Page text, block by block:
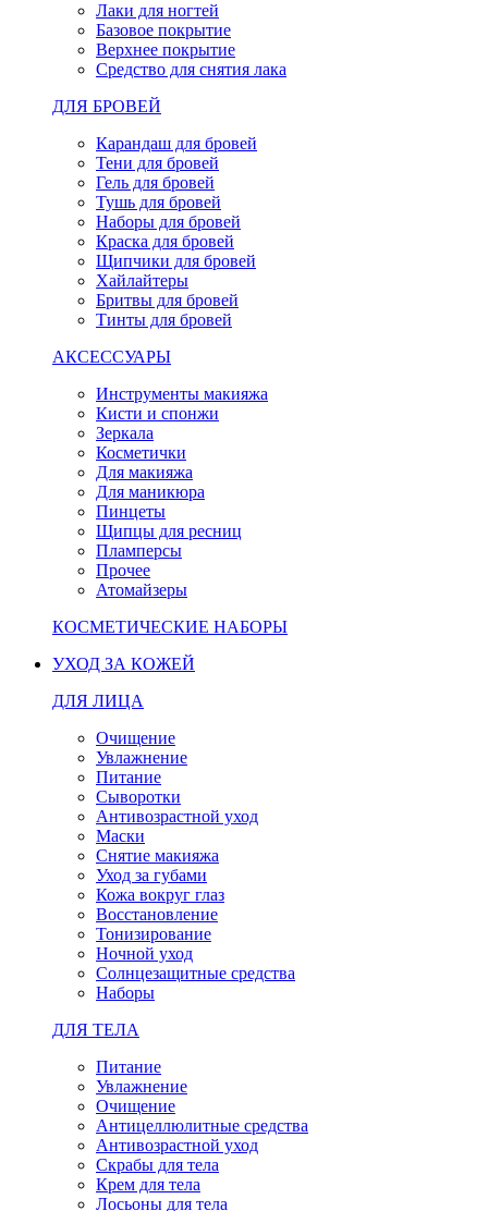
Лаки для ногтей
Базовое покрытие
Верхнее покрытие
Средство для снятия лака
ДЛЯ БРОВЕЙ
Карандаш для бровей
Тени для бровей
Гель для бровей
Тушь для бровей
Наборы для бровей
Краска для бровей
Щипчики для бровей
Хайлайтеры
Бритвы для бровей
Тинты для бровей
АКСЕССУАРЫ
Инструменты макияжа
Кисти и спонжи
Зеркала
Косметички
Для макияжа
Для маникюра
Пинцеты
Щипцы для ресниц
Пламперсы
Прочее
Атомайзеры
КОСМЕТИЧЕСКИЕ НАБОРЫ
УХОД ЗА КОЖЕЙ
ДЛЯ ЛИЦА
Очищение
Увлажнение
Питание
Сыворотки
Антивозрастной уход
Маски
Снятие макияжа
Уход за губами
Кожа вокруг глаз
Восстановление
Тонизирование
Ночной уход
Солнцезащитные средства
Наборы
ДЛЯ ТЕЛА
Питание
Увлажнение
Очищение
Антицеллюлитные средства
Антивозрастной уход
Скрабы для тела
Крем для тела
Лосьоны для тела